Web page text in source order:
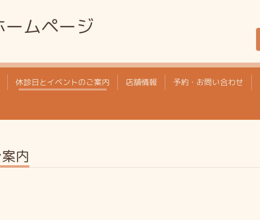
ムページ
休診日とイベントのご案内 店舗情報 予約・お問い合わせ
内